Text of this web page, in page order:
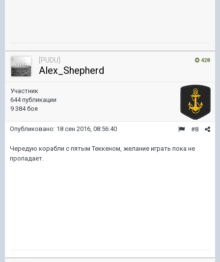
428
[PUDU]
Alex_Shepherd
Участник
644 публикации
9 384 боя
#8
Опубликовано: 18 сен 2016, 08:56:40
Чередую корабли с пятым Теккеном, желание играть пока не
пропадает.